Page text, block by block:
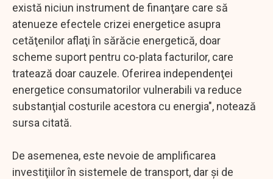
există niciun instrument de finanţare care să
atenueze efectele crizei energetice asupra
cetăţenilor aflaţi în sărăcie energetică, doar
scheme suport pentru co-plata facturilor, care
tratează doar cauzele. Oferirea independenţei
energetice consumatorilor vulnerabili va reduce
substanţial costurile acestora cu energia", notează
sursa citată.
De asemenea, este nevoie de amplificarea
investiţiilor în sistemele de transport, dar şi de